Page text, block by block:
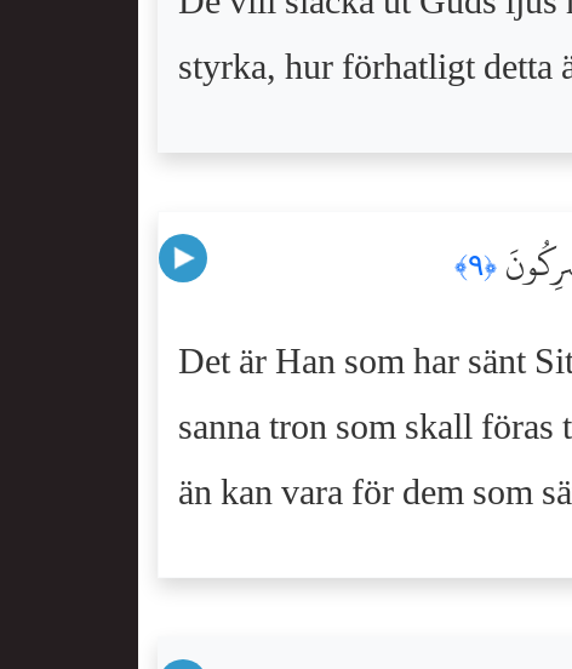
styrka, hur förhatligt detta
﴿٩﴾
Det är Han som har sänt
sanna tron som skall
än kan vara för dem som